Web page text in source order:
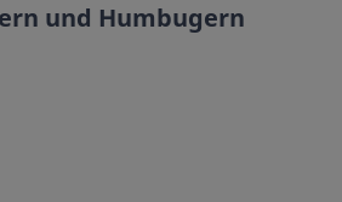
und Humbugern